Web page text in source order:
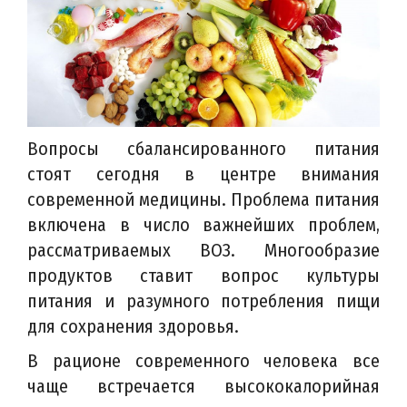
Вопросы сбалансированного питания
стоят сегодня в центре внимания
современной медицины. Проблема питания
включена в число важнейших проблем,
рассматриваемых ВОЗ. Многообразие
продуктов ставит вопрос культуры
питания и разумного потребления пищи
для сохранения здоровья.
В рационе современного человека все
чаще встречается высококалорийная